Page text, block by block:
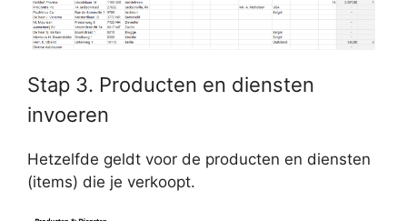
Stap 3. Producten en diensten
invoeren
Hetzelfde geldt voor de producten en diensten
(items) die je verkoopt.